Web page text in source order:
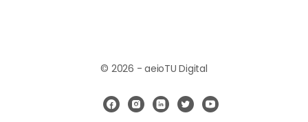
© 2026 - aeioTU Digital